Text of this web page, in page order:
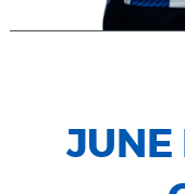
JUNE